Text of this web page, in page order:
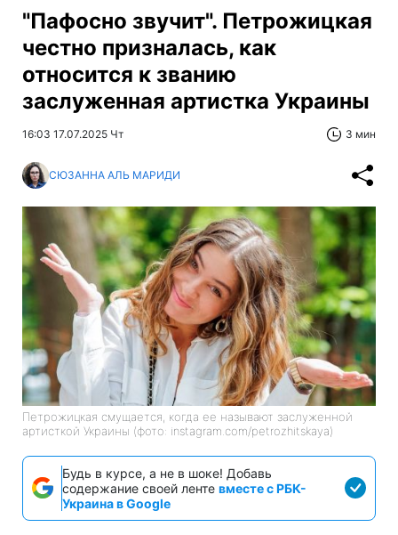
"Пафосно звучит". Петрожицкая
честно призналась, как
относится к званию
заслуженная артистка Украины
16:03 17.07.2025 Чт 3 мин
СЮЗАННА АЛЬ МАРИДИ
Петрожицкая смущается, когда ее называют заслуженной
артисткой Украины (фото: instagram.com/petrozhitskaya)
Будь в курсе, а не в шоке! Добавь
содержание своей ленте вместе с РБК-
Украина в Google